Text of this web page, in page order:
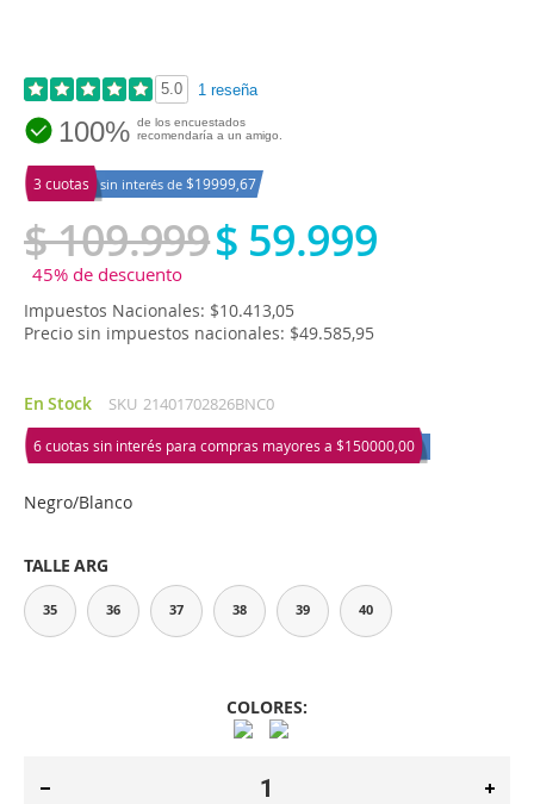
5.0 1 reseña
100% de los encuestados
recomendaría a un amigo.
3 cuotas sin interés de $19999,67
$ 109.999$ 59.999
45% de descuento
Impuestos Nacionales: $10.413,05
Precio sin impuestos nacionales: $49.585,95
En Stock SKU 21401702826BNC0
6 cuotas sin interés para compras mayores a $150000,00
Negro/Blanco
TALLE ARG
35 36 37 38 39 40
COLORES: